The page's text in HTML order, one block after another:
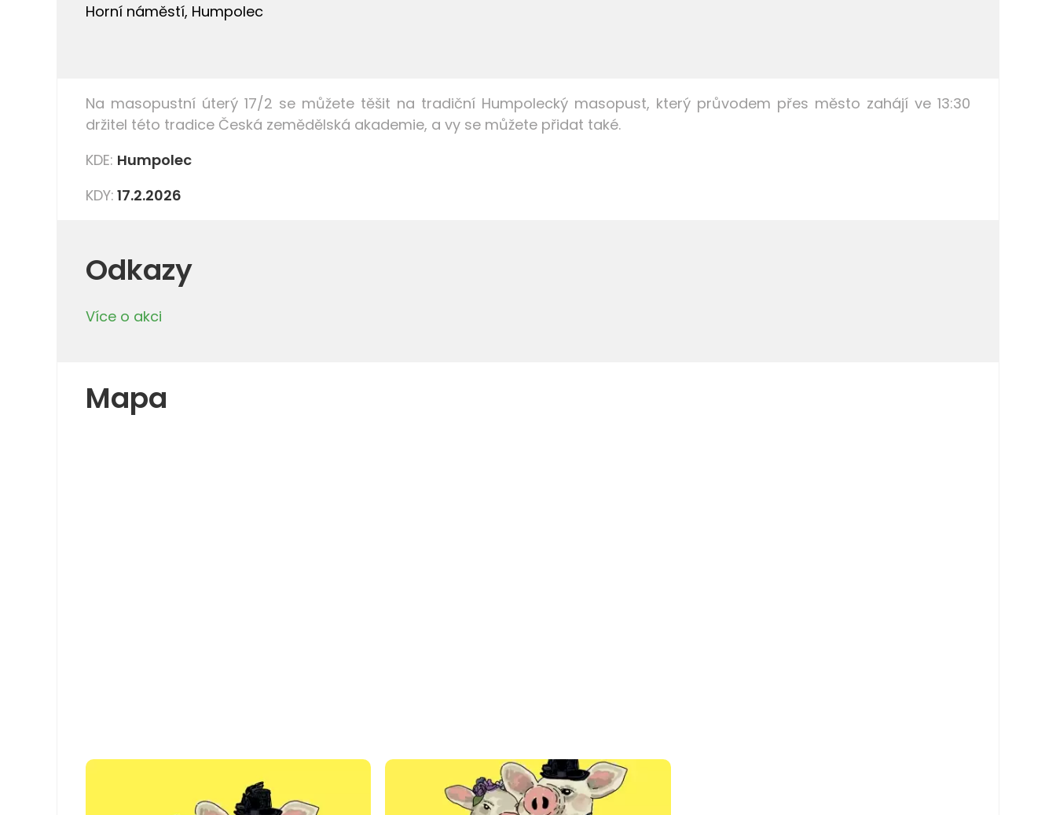
Horní náměstí, Humpolec
Na masopustní úterý 17/2 se můžete těšit na tradiční Humpolecký masopust, který průvodem přes město zahájí ve 13:30
držitel této tradice Česká zemědělská akademie, a vy se můžete přidat také.
KDE: Humpolec
KDY: 17.2.2026
Odkazy
Více o akci
Mapa